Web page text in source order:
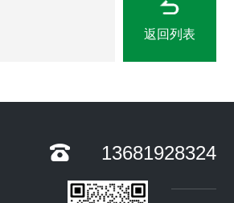
返回列表
13681928324